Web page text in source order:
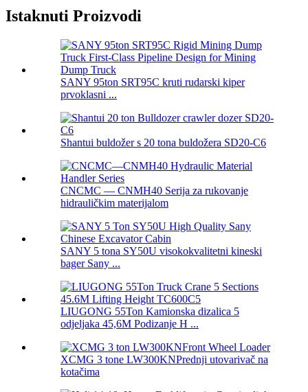
Istaknuti Proizvodi
SANY 95ton SRT95C kruti rudarski kiper
prvoklasni ...
Shantui buldožer s 20 tona buldožera SD20-C6
CNCMC — CNMH40 Serija za rukovanje
hidrauličkim materijalom
SANY 5 tona SY50U visokokvalitetni kineski
bager Sany ...
LIUGONG 55Ton Kamionska dizalica 5
odjeljaka 45,6M Podizanje H ...
XCMG 3 tone LW300KNPrednji utovarivač na
kotačima